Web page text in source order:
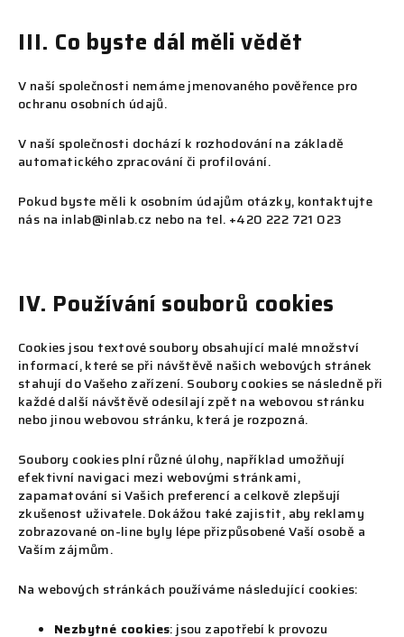
III. Co byste dál měli vědět
V naší společnosti nemáme jmenovaného pověřence pro
ochranu osobních údajů.
V naší společnosti dochází k rozhodování na základě
automatického zpracování či profilování.
Pokud byste měli k osobním údajům otázky, kontaktujte
nás na inlab@inlab.cz nebo na tel. +420 222 721 023
IV. Používání souborů cookies
Cookies jsou textové soubory obsahující malé množství
informací, které se při návštěvě našich webových stránek
stahují do Vašeho zařízení. Soubory cookies se následně při
každé další návštěvě odesílají zpět na webovou stránku
nebo jinou webovou stránku, která je rozpozná.
Soubory cookies plní různé úlohy, například umožňují
efektivní navigaci mezi webovými stránkami,
zapamatování si Vašich preferencí a celkově zlepšují
zkušenost uživatele. Dokážou také zajistit, aby reklamy
zobrazované on-line byly lépe přizpůsobené Vaší osobě a
Vaším zájmům.
Na webových stránkách používáme následující cookies:
Nezbytné cookies: jsou zapotřebí k provozu